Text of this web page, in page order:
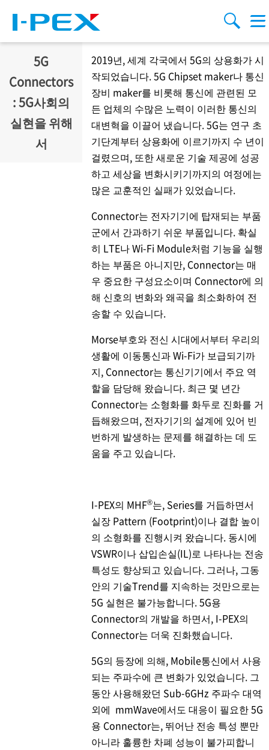
검색
Menu
5G
Connectors
: 5G사회의
실현을 위해
서
2019년, 세계 각국에서 5G의 상용화가 시
작되었습니다. 5G Chipset maker나 통신
장비 maker를 비롯해 통신에 관련된 모
든 업체의 수많은 노력이 이러한 통신의
대변혁을 이끌어 냈습니다. 5G는 연구 초
기단계부터 상용화에 이르기까지 수 년이
걸렸으며, 또한 새로운 기술 제공에 성공
하고 세상을 변화시키기까지의 여정에는
많은 교훈적인 실패가 있었습니다.
Connector는 전자기기에 탑재되는 부품
군에서 간과하기 쉬운 부품입니다. 확실
히 LTE나 Wi-Fi Module처럼 기능을 실행
하는 부품은 아니지만, Connector는 매
우 중요한 구성요소이며 Connector에 의
해 신호의 변화와 왜곡을 최소화하여 전
송할 수 있습니다.
Morse부호와 전신 시대에서부터 우리의
생활에 이동통신과 Wi-Fi가 보급되기까
지, Connector는 통신기기에서 주요 역
할을 담당해 왔습니다. 최근 몇 년간
Connector는 소형화를 화두로 진화를 거
듭해왔으며, 전자기기의 설계에 있어 빈
번하게 발생하는 문제를 해결하는 데 도
움을 주고 있습니다.
I-PEX의 MHF®는, Series를 거듭하면서
실장 Pattern (Footprint)이나 결합 높이
의 소형화를 진행시켜 왔습니다. 동시에
VSWR이나 삽입손실(IL)로 나타나는 전송
특성도 향상되고 있습니다. 그러나, 그동
안의 기술Trend를 지속하는 것만으로는
5G 실현은 불가능합니다. 5G용
Connector의 개발을 하면서, I-PEX의
Connector는 더욱 진화했습니다.
5G의 등장에 의해, Mobile통신에서 사용
되는 주파수에 큰 변화가 있었습니다. 그
동안 사용해왔던 Sub-6GHz 주파수 대역
외에 mmWave에서도 대응이 필요한 5G
용 Connector는, 뛰어난 전송 특성 뿐만
아니라 훌륭한 차폐 성능이 불가피합니